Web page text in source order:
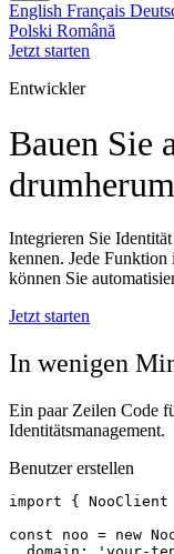
English Français
Polski Română
Jetzt starten
Entwickler
Bauen Sie
Integrieren Sie
kennen. Jede
können Sie
Jetzt starten
In wenigen
Ein paar Zeilen Code
Identitätsmanagement.
Benutzer erstellen
import {
const noo = new